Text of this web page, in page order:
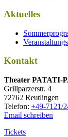
Aktuelles
Kontakt
Thea­ter PATATI-
Grill­par­zer­str. 4
72762 Reutlingen
Tele­fon: +49-7121/
Email schreiben
Tickets